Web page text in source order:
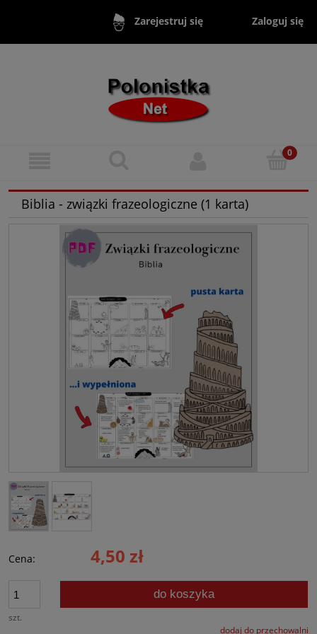
Zarejestruj się Zaloguj się
Biblia - związki frazeologiczne (1 karta)
Cena: 4,50 zł
szt.
do koszyka
dodaj do przechowalni